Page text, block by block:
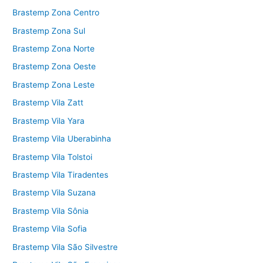
Brastemp Zona Centro
Brastemp Zona Sul
Brastemp Zona Norte
Brastemp Zona Oeste
Brastemp Zona Leste
Brastemp Vila Zatt
Brastemp Vila Yara
Brastemp Vila Uberabinha
Brastemp Vila Tolstoi
Brastemp Vila Tiradentes
Brastemp Vila Suzana
Brastemp Vila Sônia
Brastemp Vila Sofia
Brastemp Vila São Silvestre